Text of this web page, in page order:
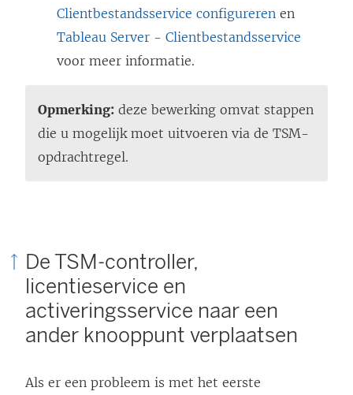
)
Clientbestandsservice configureren en
Tableau Server - Clientbestandsservice
voor meer informatie.
Opmerking: deze bewerking omvat stappen
die u mogelijk moet uitvoeren via de TSM-
opdrachtregel.
De TSM-controller,
licentieservice en
activeringsservice naar een
ander knooppunt verplaatsen
Als er een probleem is met het eerste